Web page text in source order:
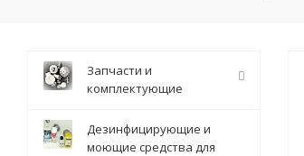
Запчасти и
комплектующие
Дезинфицирующие и
моющие средства для